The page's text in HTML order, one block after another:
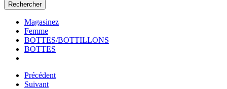
Rechercher
Magasinez
Femme
BOTTES/BOTTILLONS
BOTTES
Précédent
Suivant